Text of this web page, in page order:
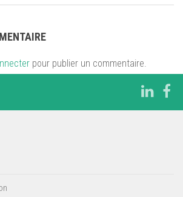
pour publier un commentaire.